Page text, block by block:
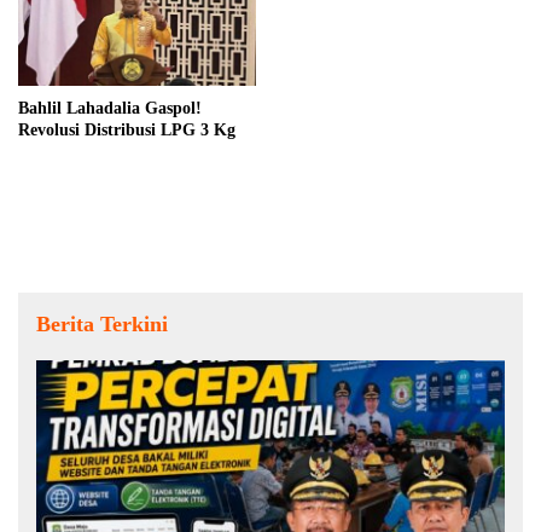
Bahlil Lahadalia Gaspol!
Revolusi Distribusi LPG 3 Kg
Berita Terkini